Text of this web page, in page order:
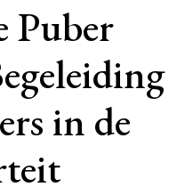
Puber
in de